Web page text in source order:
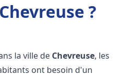
?
la ville de Chevreuse, les
ont besoin d'un